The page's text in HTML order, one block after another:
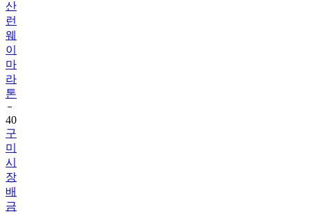
산
런
웨
이
마
라
톤
40
구
미
시
장
배
금